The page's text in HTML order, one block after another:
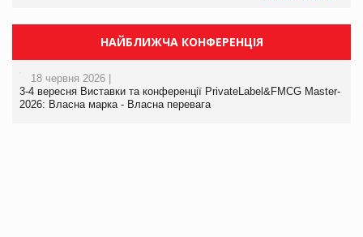
НАЙБЛИЖЧА КОНФЕРЕНЦІЯ
18 червня 2026 |
3-4 вересня Виставки та конференції PrivateLabel&FMCG Master-
2026: Власна марка - Власна перевага